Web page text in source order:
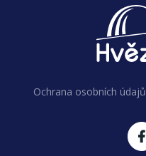
Ochrana osobních údajů